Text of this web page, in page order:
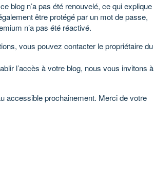
blog n’a pas été renouvelé, ce qui explique
être protégé par un mot de passe,
n’a pas été réactivé.
vous pouvez contacter le propriétaire du
l’accès à votre blog, nous vous invitons à
accessible prochainement. Merci de votre